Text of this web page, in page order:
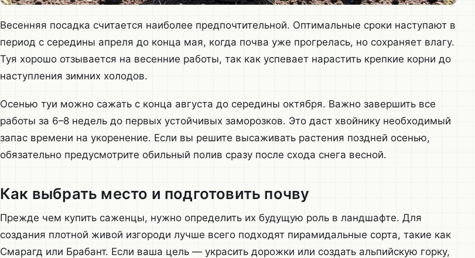
Весенняя посадка считается наиболее предпочтительной. Оптимальные сроки наступают в
период с середины апреля до конца мая, когда почва уже прогрелась, но сохраняет влагу.
Туя хорошо отзывается на весенние работы, так как успевает нарастить крепкие корни до
наступления зимних холодов.
Осенью туи можно сажать с конца августа до середины октября. Важно завершить все
работы за 6–8 недель до первых устойчивых заморозков. Это даст хвойнику необходимый
запас времени на укоренение. Если вы решите высаживать растения поздней осенью,
обязательно предусмотрите обильный полив сразу после схода снега весной.
Как выбрать место и подготовить почву
Прежде чем купить саженцы, нужно определить их будущую роль в ландшафте. Для
создания плотной живой изгороди лучше всего подходят пирамидальные сорта, такие как
Смарагд или Брабант. Если ваша цель — украсить дорожки или создать альпийскую горку,